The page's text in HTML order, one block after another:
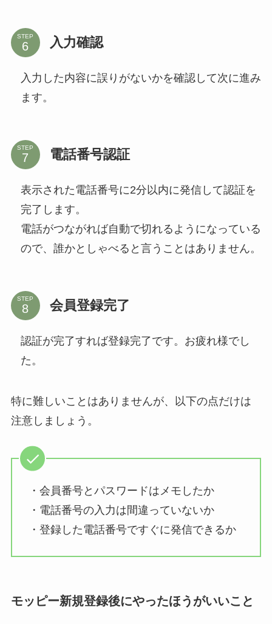
STEP 入力確認
入力した内容に誤りがないかを確認して次に進み
ます。
STEP 電話番号認証
表示された電話番号に2分以内に発信して認証を
完了します。
電話がつながれば自動で切れるようになっている
ので、誰かとしゃべると言うことはありません。
STEP 会員登録完了
認証が完了すれば登録完了です。お疲れ様でし
た。
特に難しいことはありませんが、以下の点だけは
注意しましょう。
・会員番号とパスワードはメモしたか
・電話番号の入力は間違っていないか
・登録した電話番号ですぐに発信できるか
モッピー新規登録後にやったほうがいいこと